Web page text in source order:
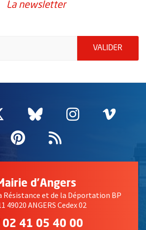
La newsletter
VALIDER
une nouvelle fenêtre
Twitter
, Ouvre une nouvelle
Bluesky
, Ouvre une
Instagram
, Ouvre
,
Pinterest
, Ouvre une
Flux RSS
d'Angers
Résistance et de la Déportation BP
49020 ANGERS Cedex 02
02 41 05 40 00